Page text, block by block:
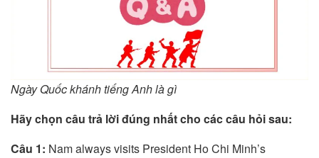
Ngày Quốc khánh tiếng Anh là gì
Hãy chọn câu trả lời đúng nhất cho các câu hỏi sau:
Câu 1: Nam always visits President Ho Chi Minh’s